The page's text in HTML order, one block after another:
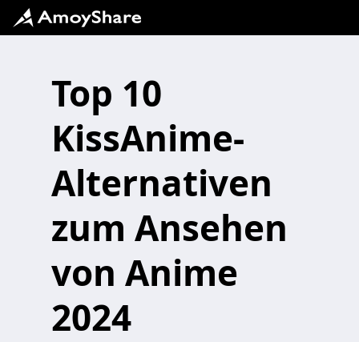
Top 10
KissAnime-
Alternativen
zum Ansehen
von Anime
2024